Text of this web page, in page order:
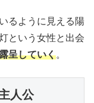
るように見える陽
という女性と出会
呈していく。
人公